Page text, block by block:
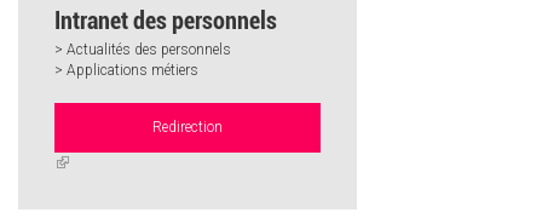
Intranet des personnels
> Actualités des personnels
> Applications métiers
Redirection
(link